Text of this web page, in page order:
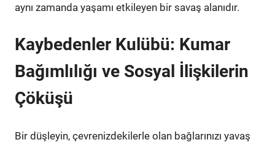
aynı zamanda yaşamı etkileyen bir savaş alanıdır.
Kaybedenler Kulübü: Kumar
Bağımlılığı ve Sosyal İlişkilerin
Çöküşü
Bir düşleyin, çevrenizdekilerle olan bağlarınızı yavaş